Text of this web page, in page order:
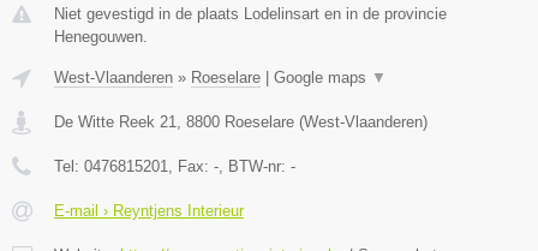
Niet gevestigd in de plaats Lodelinsart en in de provincie
Henegouwen.
West-Vlaanderen » Roeselare Google maps ▼
De Witte Reek 21 8800 Roeselare (West-Vlaanderen)
Tel: 0476815201 , Fax: - , BTW-nr: -
E-mail › Reyntjens Interieur